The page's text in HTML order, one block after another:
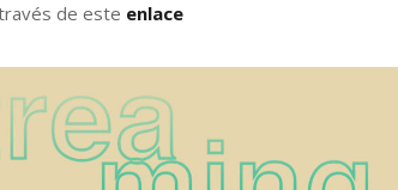
de este enlace